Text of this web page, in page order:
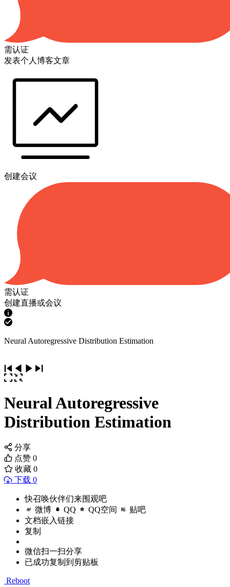
需认证
发表个人博客文章
创建会议
需认证
创建直播或会议
Neural Autoregressive Distribution Estimation
Neural Autoregressive
Distribution Estimation
分享
点赞 0
收藏 0
下载 0
快召唤伙伴们来围观吧
微博 QQ QQ空间 贴吧
文档嵌入链接
复制
微信扫一扫分享
已成功复制到剪贴板
Reboot